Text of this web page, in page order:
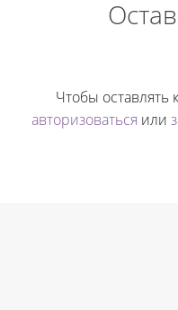
Чтобы
авторизоваться или